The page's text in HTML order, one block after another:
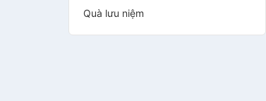
Quà lưu niệm